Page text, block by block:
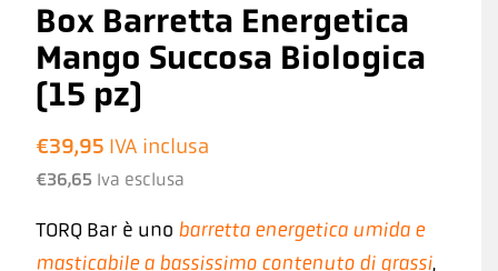
Box Barretta Energetica
Mango Succosa Biologica
(15 pz)
€39,95 IVA inclusa
€36,65 Iva esclusa
TORQ Bar è uno barretta energetica umida e
masticabile a bassissimo contenuto di grassi,